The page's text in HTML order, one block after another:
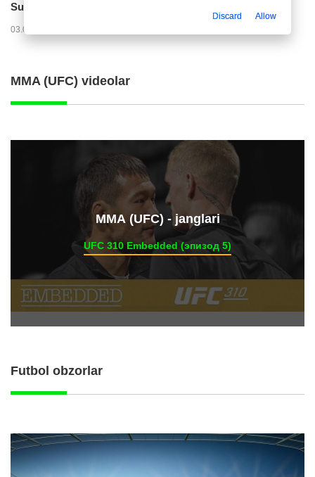
Superliga. "Dinamo" – "Neftchi" (matnli...
03.08.2026 20:32
MMA (UFC) videolar
ММА (UFC) - janglari
UFC 310 Embedded (эпизод 5)
Futbol obzorlar
Discard Allow